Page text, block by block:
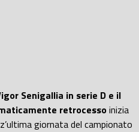
Senigallia in serie D e il
retrocessoinizia
giornata del campionato